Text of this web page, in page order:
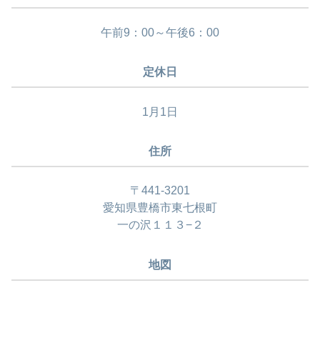
午前9：00～午後6：00
定休日
1月1日
住所
〒441-3201
愛知県豊橋市東七根町
一の沢１１３−２
地図